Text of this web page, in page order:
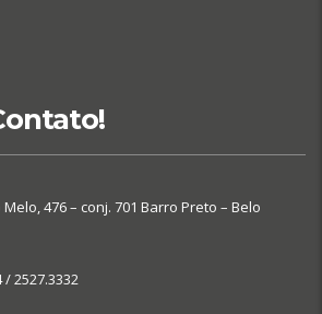
476 – conj. 701 Barro Preto – Belo
/ 2527.3332